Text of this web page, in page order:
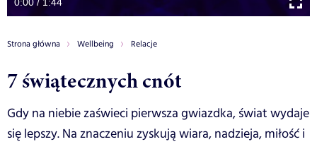
Strona główna Wellbeing Relacje
7 świątecznych cnót
Gdy na niebie zaświeci pierwsza gwiazdka, świat wydaje
się lepszy. Na znaczeniu zyskują wiara, nadzieja, miłość i